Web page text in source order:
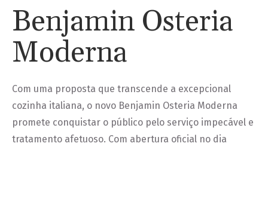
Benjamin Osteria
Moderna
Com uma proposta que transcende a excepcional
cozinha italiana, o novo Benjamin Osteria Moderna
promete conquistar o público pelo serviço impecável e
tratamento afetuoso. Com abertura oficial no dia